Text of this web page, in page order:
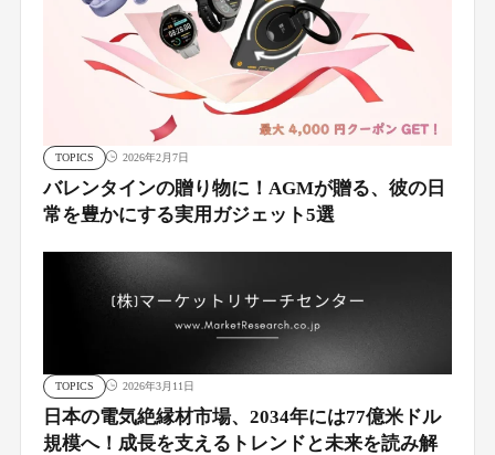
TOPICS 2026年2月7日
バレンタインの贈り物に！AGMが贈る、彼の日
常を豊かにする実用ガジェット5選
TOPICS 2026年3月11日
日本の電気絶縁材市場、2034年には77億米ドル
規模へ！成長を支えるトレンドと未来を読み解